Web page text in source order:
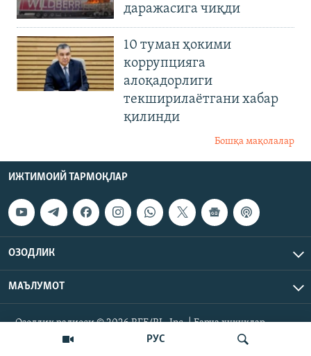
РУС
даражасига чиқди
10 туман ҳокими
коррупцияга
алоқадорлиги
текширилаётгани хабар
қилинди
Бошқа мақолалар
ИЖТИМОИЙ ТАРМОҚЛАР
ОЗОДЛИК
МАЪЛУМОТ
Озодлик радиоси © 2026 RFE/RL, Inc. | Барча ҳуқуқлар
ҳимояланган.